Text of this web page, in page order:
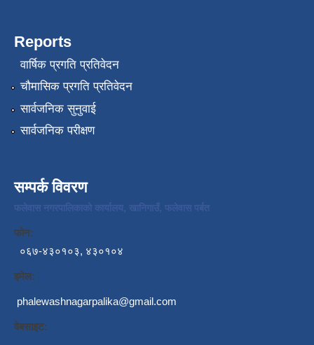
Reports
वार्षिक प्रगति प्रतिवेदन
चौमासिक प्रगति प्रतिवेदन
सार्वजनिक सुनुवाई
सार्वजनिक परीक्षण
सम्पर्क विवरण
फलेवास नगरपालिकाको कार्यालय, खानिगाउँ, फलेवास पर्बत
फोन:
०६७-४३०१०३, ४३०१०४
इमेल:
phalewashnagarpalika@gmail.com
वेबसाइट: